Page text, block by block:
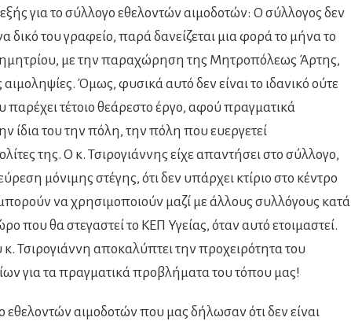
για το σύλλογο εθελοντών αιμοδοτών: Ο σύλλογος δεν
δικό του γραφείο, παρά δανείζεται μια φορά το μήνα το
με την παραχώρηση της Μητροπόλεως Άρτης,
αιμοληψίες. Όμως, φυσικά αυτό δεν είναι το ιδανικό ούτε
παρέχει τέτοιο θεάρεστο έργο, αφού πραγματικά
ίδια του την πόλη, την πόλη που ευεργετεί
της. Ο κ. Τσιρογιάννης είχε απαντήσει στο σύλλογο,
μόνιμης στέγης, ότι δεν υπάρχει κτίριο στο κέντρο
μπορούν να χρησιμοποιούν μαζί με άλλους συλλόγους κατά
που θα στεγαστεί το ΚΕΠ Υγείας, όταν αυτό ετοιμαστεί.
Τσιρογιάννη αποκαλύπτει την προχειρότητα του
για τα πραγματικά προβλήματα του τόπου μας!
εθελοντών αιμοδοτών που μας δήλωσαν ότι δεν είναι